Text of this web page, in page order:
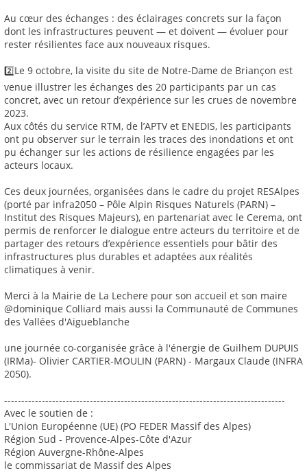
Au cœur des échanges : des éclairages concrets sur la façon
dont les infrastructures peuvent — et doivent — évoluer pour
rester résilientes face aux nouveaux risques.
2️⃣Le 9 octobre, la visite du site de Notre-Dame de Briançon est
venue illustrer les échanges des 20 participants par un cas
concret, avec un retour d’expérience sur les crues de novembre
2023.
Aux côtés du service RTM, de l’APTV et ENEDIS, les participants
ont pu observer sur le terrain les traces des inondations et ont
pu échanger sur les actions de résilience engagées par les
acteurs locaux.
Ces deux journées, organisées dans le cadre du projet RESAlpes
(porté par infra2050 – Pôle Alpin Risques Naturels (PARN) –
Institut des Risques Majeurs), en partenariat avec le Cerema, ont
permis de renforcer le dialogue entre acteurs du territoire et de
partager des retours d’expérience essentiels pour bâtir des
infrastructures plus durables et adaptées aux réalités
climatiques à venir.
Merci à la Mairie de La Lechere pour son accueil et son maire
@dominique Colliard mais aussi la Communauté de Communes
des Vallées d'Aigueblanche
une journée co-corganisée grâce à l'énergie de Guilhem DUPUIS
(IRMa)- Olivier CARTIER-MOULIN (PARN) - Margaux Claude (INFRA
2050).
----------------------------------------------------------------------------------
Avec le soutien de :
L'Union Européenne (UE) (PO FEDER Massif des Alpes)
Région Sud - Provence-Alpes-Côte d'Azur
Région Auvergne-Rhône-Alpes
le commissariat de Massif des Alpes